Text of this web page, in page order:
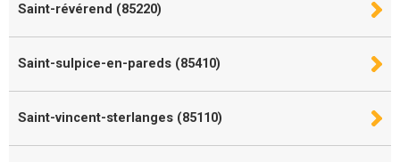
Saint-révérend (85220)
Saint-sulpice-en-pareds (85410)
Saint-vincent-sterlanges (85110)